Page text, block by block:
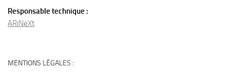
Responsable technique :
ARiNeXt
MENTIONS LÉGALES :